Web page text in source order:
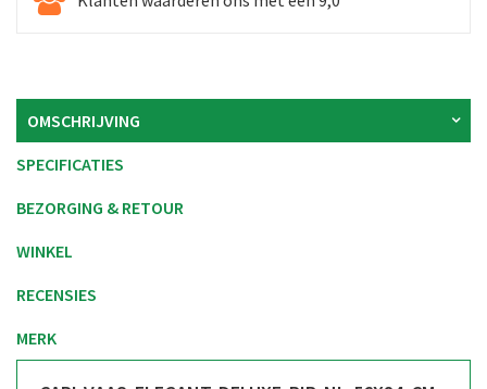
OMSCHRIJVING
SPECIFICATIES
BEZORGING & RETOUR
WINKEL
RECENSIES
MERK